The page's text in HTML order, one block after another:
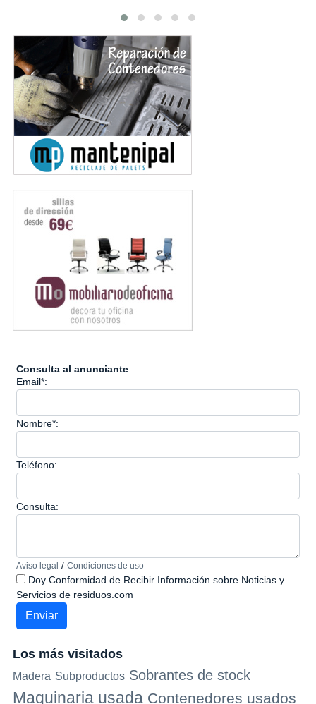
Consulta al anunciante
Email*:
Nombre*:
Teléfono:
Consulta:
Aviso legal / Condiciones de uso
Doy Conformidad de Recibir Información sobre Noticias y
Servicios de residuos.com
Los más visitados
Madera Subproductos Sobrantes de stock
Maquinaria usada Contenedores usados